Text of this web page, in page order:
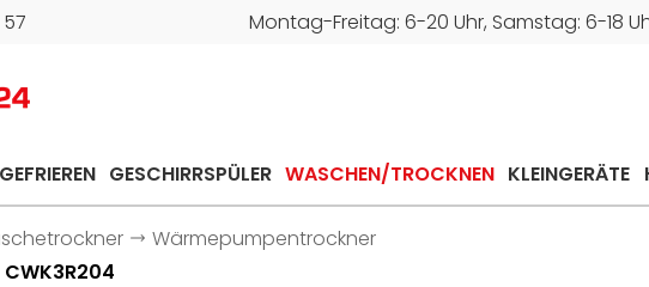
Montag-Freitag: 6-20 Uhr, Samstag: 6-18
GESCHIRRSPÜLER WASCHEN/TROCKNEN KLEINGERÄTE
Wärmepumpentrockner